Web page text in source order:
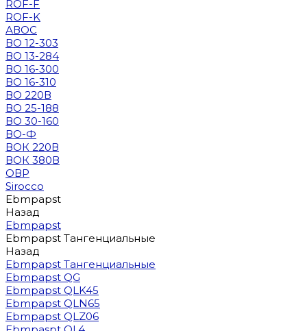
ROF-F
ROF-K
АВОС
ВО 12-303
ВО 13-284
ВО 16-300
ВО 16-310
ВО 220В
ВО 25-188
ВО 30-160
ВО-Ф
ВОК 220В
ВОК 380В
ОВР
Sirocco
Ebmpapst
Назад
Ebmpapst
Ebmpapst Тангенциальные
Назад
Ebmpapst Тангенциальные
Ebmpapst QG
Ebmpapst QLK45
Ebmpapst QLN65
Ebmpapst QLZ06